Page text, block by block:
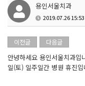
용인서울치과
2019.07.26 15:53
이전글 다음글
안녕하세요 용인서울치과
일(토) 일주일간 병원 휴진